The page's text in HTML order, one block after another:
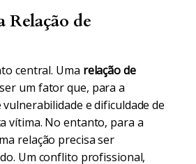
Relação de
central. Uma relação de
um fator que, para a
e dificuldade de
vítima. No entanto, para a
relação precisa ser
Um conflito profissional,